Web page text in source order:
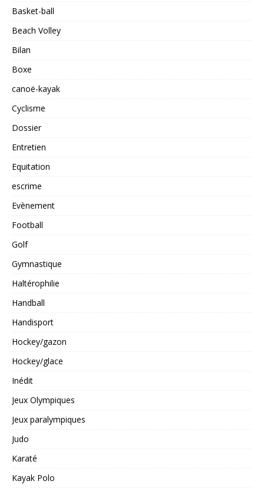
Basket-ball
Beach Volley
Bilan
Boxe
canoë-kayak
Cyclisme
Dossier
Entretien
Equitation
escrime
Evènement
Football
Golf
Gymnastique
Haltérophilie
Handball
Handisport
Hockey/gazon
Hockey/glace
Inédit
Jeux Olympiques
Jeux paralympiques
Judo
Karaté
Kayak Polo